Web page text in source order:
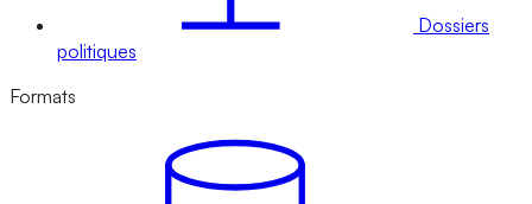
Dossiers
politiques
Formats